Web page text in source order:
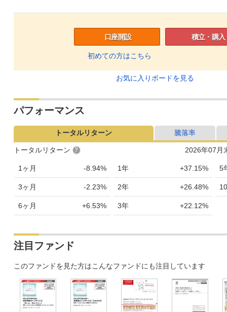
口座開設
初めての方はこちら
積立・購入
お気に入りボードを見る
パフォーマンス
トータルリターン 騰落率
2026年07月
トータルリターン
1ヶ月 -8.94%
3ヶ月 -2.23%
6ヶ月 +6.53%
1年 +37.15%
2年 +26.48%
3年 +22.12%
5
注目ファンド
このファンドを見た方はこんなファンドにも注目しています